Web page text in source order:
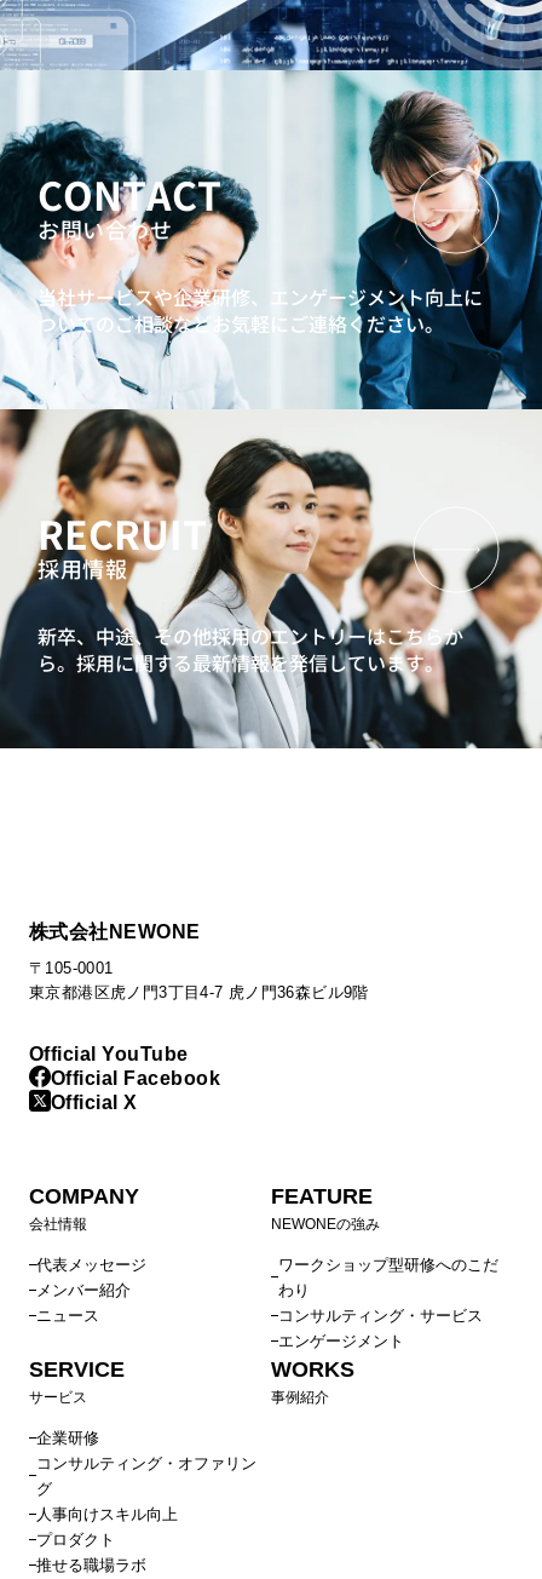
CONTACT
お問い合わせ
当社サービスや企業研修、エンゲージメント向上に
ついてのご相談などお気軽にご連絡ください。
RECRUIT
採用情報
新卒、中途、その他採用のエントリーはこちらか
ら。採用に関する最新情報を発信しています。
株式会社NEWONE
〒105-0001
東京都港区虎ノ門3丁目4-7 虎ノ門36森ビル9階
Official YouTube
Official Facebook
Official X
COMPANY
会社情報
代表メッセージ
メンバー紹介
ニュース
FEATURE
NEWONEの強み
ワークショップ型研修へのこだ
わり
コンサルティング・サービス
エンゲージメント
SERVICE
サービス
企業研修
コンサルティング・オファリン
グ
人事向けスキル向上
プロダクト
推せる職場ラボ
WORKS
事例紹介